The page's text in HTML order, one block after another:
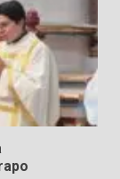
a